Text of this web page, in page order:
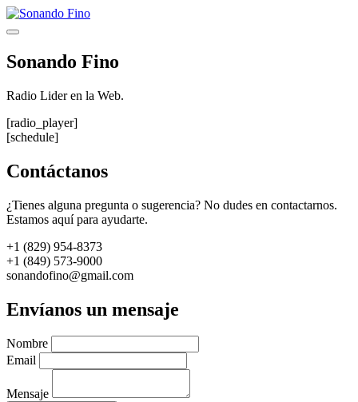
Saltar
al
Menú
Sonando Fino
Radio Lider en la Web.
[radio_player]
[schedule]
Contáctanos
¿Tienes alguna pregunta o sugerencia? No dudes en contactarnos.
Estamos aquí para ayudarte.
+1 (829) 954-8373
+1 (849) 573-9000
sonandofino@gmail.com
Envíanos un mensaje
Nombre
Email
Mensaje